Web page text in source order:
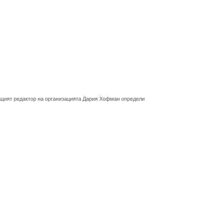
редактор на организацията Дария Хофман определи